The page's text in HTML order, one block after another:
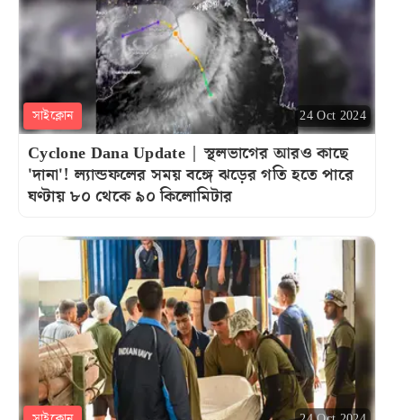
সাইক্লোন 24 Oct 2024
Cyclone Dana Update | স্থলভাগের আরও কাছে
'দানা'! ল্যান্ডফলের সময় বঙ্গে ঝড়ের গতি হতে পারে
ঘণ্টায় ৮০ থেকে ৯০ কিলোমিটার